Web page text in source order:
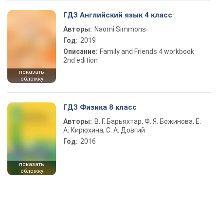
показать
обложку
ГДЗ Английский язык 4 класс
Авторы: Naomi Simmons
Год: 2019
Описание: Family and Friends 4 workbook
2nd edition
показать
обложку
ГДЗ Физика 8 класс
Авторы: В. Г. Барьяхтар, Ф. Я. Божинова, Е.
А. Кирюхина, С. А. Довгий
Год: 2016